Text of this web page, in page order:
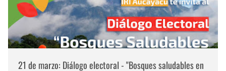
21 de marzo: Diálogo electoral - "Bosques saludables en